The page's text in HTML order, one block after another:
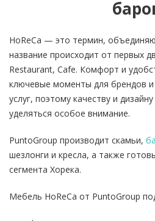
HoReCa — это термин,
название происходит от первых
Restaurant, Cafe. Комфорт и
ключевые моменты для брендов
услуг, поэтому качеству и
уделяться особое внимание.
PuntoGroup производит скамьи,
шезлонги и кресла, а также
сегмента Хорека.
Мебель HoReCa от PuntoGroup